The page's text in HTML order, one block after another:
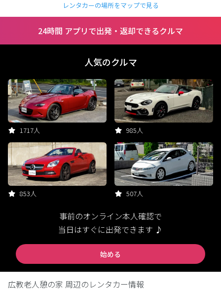
レンタカーの場所をマップで見る
24時間 アプリで出発・返却できるクルマ
人気のクルマ
1717人 985人
853人 507人
事前のオンライン本人確認で
当日はすぐに出発できます ♪
始める
広教老人憩の家 周辺のレンタカー情報